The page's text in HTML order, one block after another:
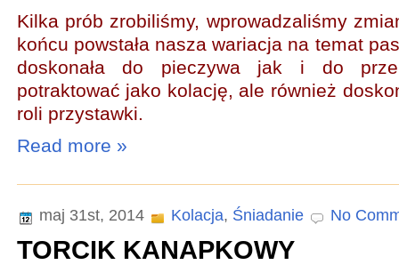
Kilka prób zrobiliśmy, wprowadzaliśmy
końcu powstała nasza wariacja na temat
doskonała do pieczywa jak i do
potraktować jako kolację, ale również
roli przystawki.
Read more »
maj 31st, 2014 Kolacja, Śniadanie No
TORCIK KANAPKOWY